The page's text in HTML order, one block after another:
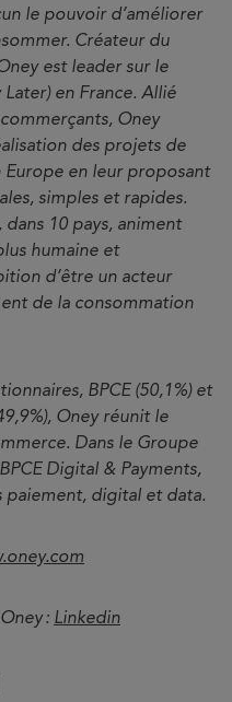
le pouvoir d’améliorer
Créateur du
est leader sur le
Later) en France. Allié
Oney
des projets de
Europe en leur proposant
simples et rapides.
10 pays, animent
humaine et
d’être un acteur
de la consommation
BPCE (50,1%) et
Oney réunit le
Dans le Groupe
Digital & Payments,
digital et data.
: Linkedin